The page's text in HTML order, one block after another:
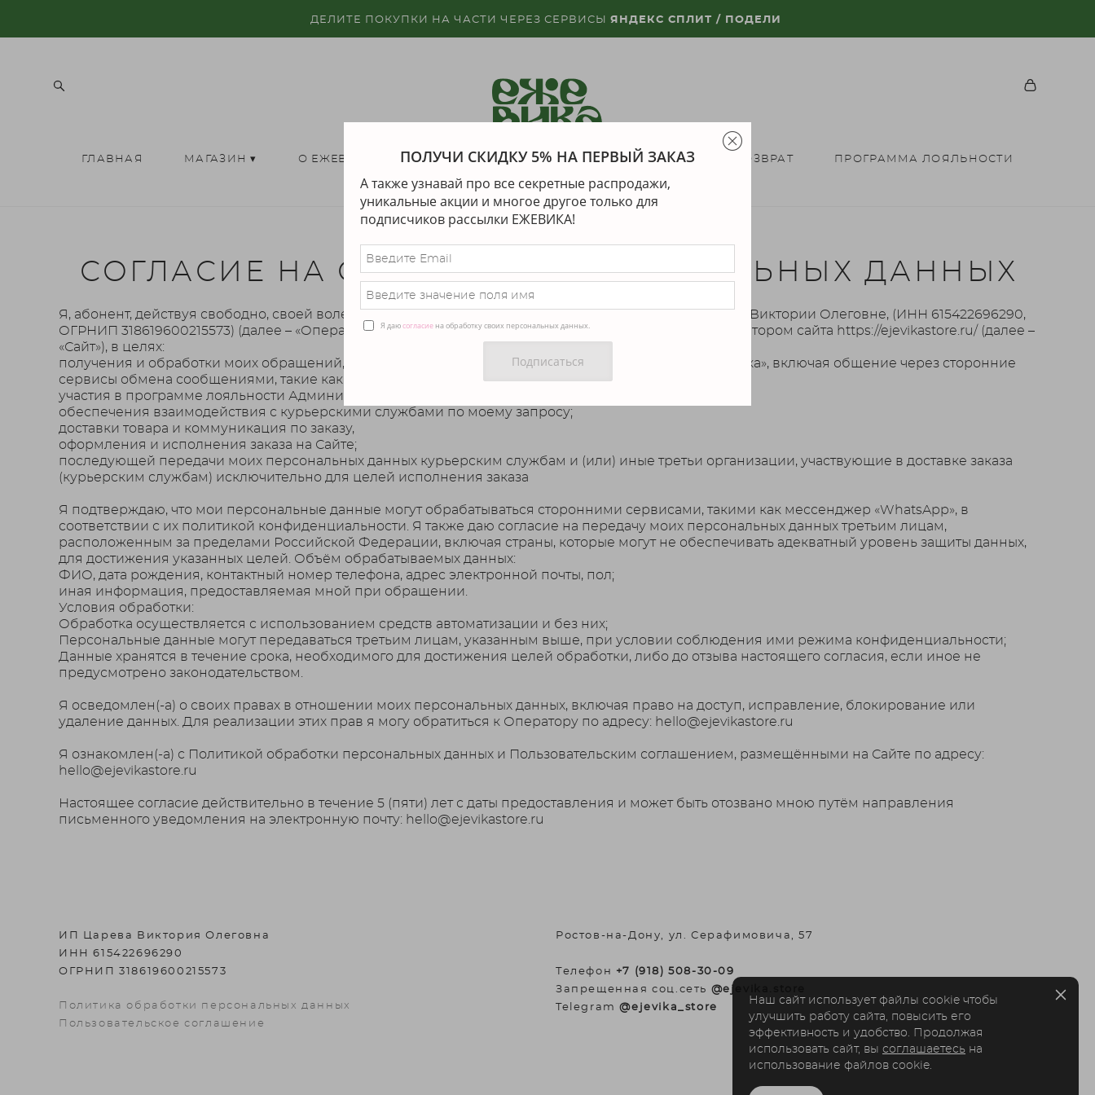
ДЕЛИТЕ ПОКУПКИ НА ЧАСТИ ЧЕРЕЗ СЕРВИСЫ ЯНДЕКС СПЛИТ / ПОДЕЛИ
ГЛАВНАЯ МАГАЗИН ▾ О ЕЖЕВИКЕ ДИЗАЙНЕРЫ ДОСТАВКА ГАРАНТИЯ И ВОЗВРАТ ПРОГРАММА ЛОЯЛЬНОСТИ
СОГЛАСИЕ НА ОБРАБОТКУ ПЕРСОНАЛЬНЫХ ДАННЫХ
Я, абонент, действуя свободно, своей волей и в своем интересе, подтверждаю согласие ИП Царевой Виктории Олеговне, (ИНН 615422696290,
ОГРНИП 318619600215573) (далее – «Оператор») на обработку моих персональных данных Администратором сайта https://ejevikastore.ru/ (далее –
«Сайт»), в целях:
получения и обработки моих обращений, заявок, звонков, сообщений в магазин украшений «ЕжеВика», включая общение через сторонние
сервисы обмена сообщениями, такие как мессенджер «WhatsApp»;
участия в программе лояльности Администратора;
обеспечения взаимодействия с курьерскими службами по моему запросу;
доставки товара и коммуникация по заказу,
оформления и исполнения заказа на Сайте;
последующей передачи моих персональных данных курьерским службам и (или) иные третьи организации, участвующие в доставке заказа
(курьерским службам) исключительно для целей исполнения заказа
Я подтверждаю, что мои персональные данные могут обрабатываться сторонними сервисами, такими как мессенджер «WhatsApp», в
соответствии с их политикой конфиденциальности. Я также даю согласие на передачу моих персональных данных третьим лицам,
расположенным за пределами Российской Федерации, включая страны, которые могут не обеспечивать адекватный уровень защиты данных,
для достижения указанных целей. Объём обрабатываемых данных:
ФИО, дата рождения, контактный номер телефона, адрес электронной почты, пол;
иная информация, предоставляемая мной при обращении.
Условия обработки:
Обработка осуществляется с использованием средств автоматизации и без них;
Персональные данные могут передаваться третьим лицам, указанным выше, при условии соблюдения ими режима конфиденциальности;
Данные хранятся в течение срока, необходимого для достижения целей обработки, либо до отзыва настоящего согласия, если иное не
предусмотрено законодательством.
Я осведомлен(-а) о своих правах в отношении моих персональных данных, включая право на доступ, исправление, блокирование или
удаление данных. Для реализации этих прав я могу обратиться к Оператору по адресу: hello@ejevikastore.ru
Я ознакомлен(-а) с Политикой обработки персональных данных и Пользовательским соглашением, размещёнными на Сайте по адресу:
hello@ejevikastore.ru
Настоящее согласие действительно в течение 5 (пяти) лет с даты предоставления и может быть отозвано мною путём направления
письменного уведомления на электронную почту: hello@ejevikastore.ru
ИП Царева Виктория Олеговна
ИНН 615422696290
ОГРНИП 318619600215573
Политика обработки персональных данных
Пользовательское соглашение
Ростов-на-Дону, ул. Серафимовича, 57
Телефон +7 (918) 508-30-09
Запрещенная соц.сеть @ejevika.store
Telegram @ejevika_store
Наш сайт использует файлы cookie чтобы
улучшить работу сайта, повысить его
эффективность и удобство. Продолжая
использовать сайт, вы соглашаетесь на
использование файлов cookie.
ПОЛУЧИ СКИДКУ 5% НА ПЕРВЫЙ ЗАКАЗ
А также узнавай про все секретные распродажи,
уникальные акции и многое другое только для
подписчиков рассылки ЕЖЕВИКА!
Я даюсогласие на обработку своих персональных данных.